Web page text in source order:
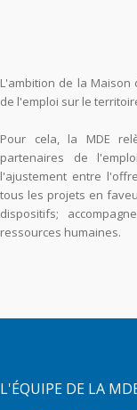
L'ambition de la
de l'emploi sur le
Pour cela, la MDE
partenaires de
l'ajustement entre
tous les projets en
dispositifs;
ressources humaines.
L'ÉQUIPE DE LA